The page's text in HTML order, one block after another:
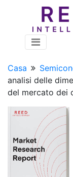
Casa
analisi delle
del mercato dei